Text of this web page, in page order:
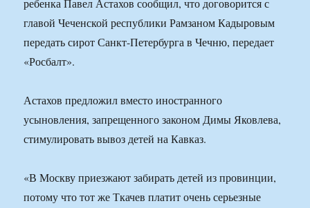
ребенка Павел Астахов сообщил, что договорится с
главой Чеченской республики Рамзаном Кадыровым
передать сирот Санкт-Петербурга в Чечню, передает
«Росбалт».
Астахов предложил вместо иностранного
усыновления, запрещенного законом Димы Яковлева,
стимулировать вывоз детей на Кавказ.
«В Москву приезжают забирать детей из провинции,
потому что тот же Ткачев платит очень серьезные